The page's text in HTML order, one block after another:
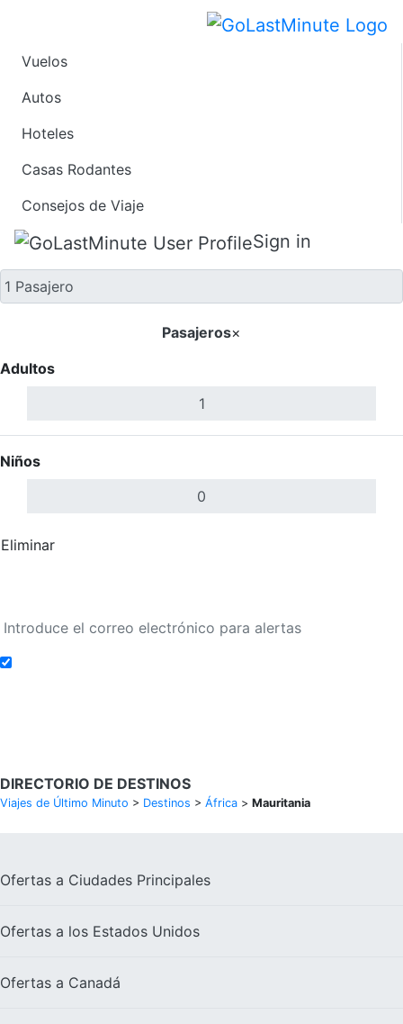
Vuelos
Autos
Hoteles
Casas Rodantes
Consejos de Viaje
Sign in
Solo ida
Pasajeros×
Adultos
Niños
Eliminar
DIRECTORIO DE DESTINOS
Viajes de Último Minuto > Destinos > África > Mauritania
Ofertas a Ciudades Principales
Ofertas a los Estados Unidos
Ofertas a Canadá